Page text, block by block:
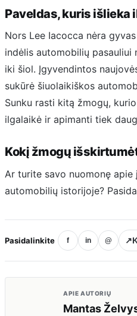
Paveldas, kuris išlieka
Nors Lee Iacocca nėra
indėlis automobilių pasauliui
iki šiol. Įgyvendintos
sukūrė šiuolaikiškos
Sunku rasti kitą žmogų,
ilgalaikė ir apimanti tiek
Kokį žmogų
Ar turite savo nuomonę apie
automobilių istorijoje?
Pasidalinkite f in @ ↗
APIE AUTORIŲ
Mantas